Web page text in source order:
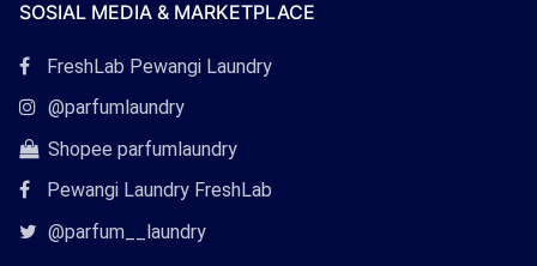
SOSIAL MEDIA & MARKETPLACE
Tautan
Facebook
FreshLab Pewangi Laundry
Tautan
Instagram
@parfumlaundry
Tautan
Shopee
Shopee parfumlaundry
Pewangi Laundry FreshLab
Tautan@parfum__laundry